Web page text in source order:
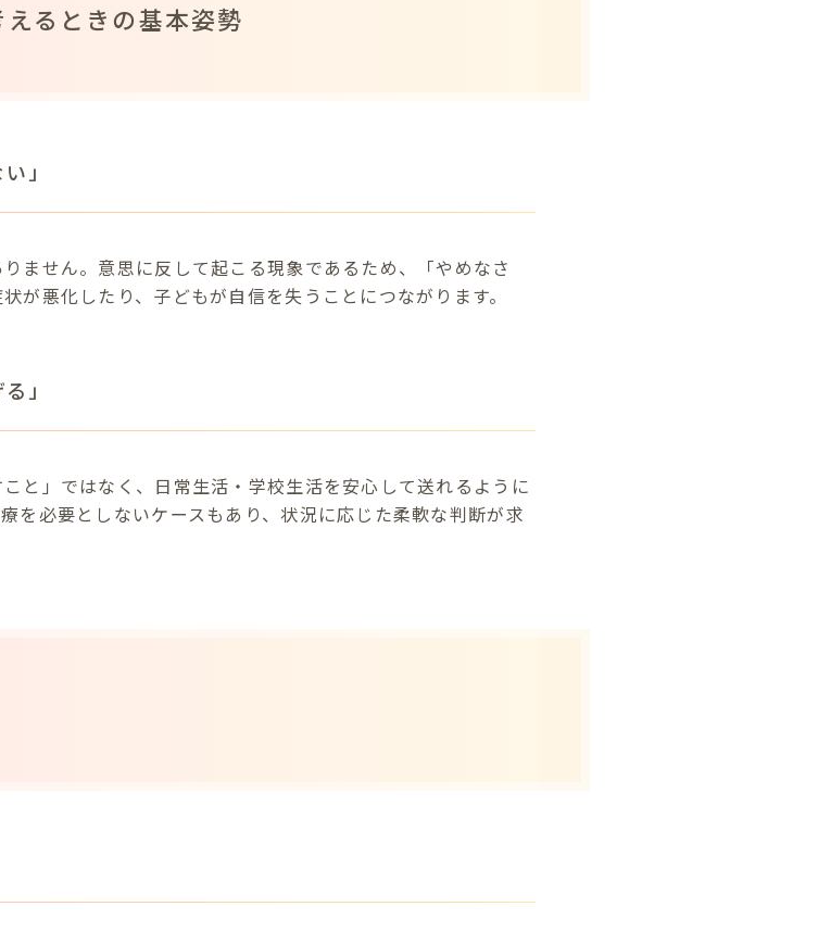
るときの基本姿勢
」
ません。意思に反して起こる現象であるため、「やめなさ
が悪化したり、子どもが自信を失うことにつながります。
」
と」ではなく、日常生活・学校生活を安心して送れるように
を必要としないケースもあり、状況に応じた柔軟な判断が求